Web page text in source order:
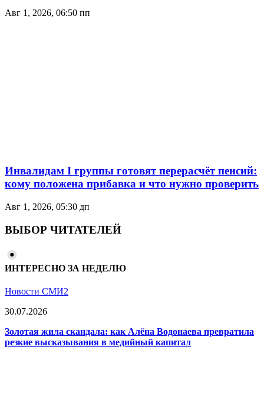
Авг 1, 2026, 06:50 пп
Инвалидам I группы готовят перерасчёт пенсий:
кому положена прибавка и что нужно проверить
Авг 1, 2026, 05:30 дп
ВЫБОР ЧИТАТЕЛЕЙ
ИНТЕРЕСНО ЗА НЕДЕЛЮ
Новости СМИ2
30.07.2026
Золотая жила скандала: как Алёна Водонаева превратила
резкие высказывания в медийный капитал